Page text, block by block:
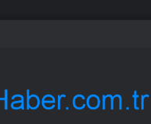
tarihi rekor: 24 saatten fazla